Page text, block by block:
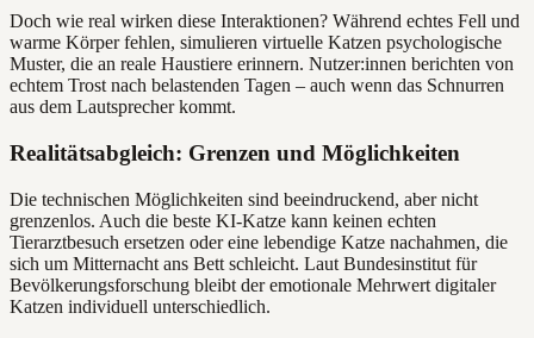
Doch wie real wirken diese Interaktionen? Während echtes Fell und
warme Körper fehlen, simulieren virtuelle Katzen psychologische
Muster, die an reale Haustiere erinnern. Nutzer:innen berichten von
echtem Trost nach belastenden Tagen – auch wenn das Schnurren
aus dem Lautsprecher kommt.
Realitätsabgleich: Grenzen und Möglichkeiten
Die technischen Möglichkeiten sind beeindruckend, aber nicht
grenzenlos. Auch die beste KI-Katze kann keinen echten
Tierarztbesuch ersetzen oder eine lebendige Katze nachahmen, die
sich um Mitternacht ans Bett schleicht. Laut Bundesinstitut für
Bevölkerungsforschung bleibt der emotionale Mehrwert digitaler
Katzen individuell unterschiedlich.